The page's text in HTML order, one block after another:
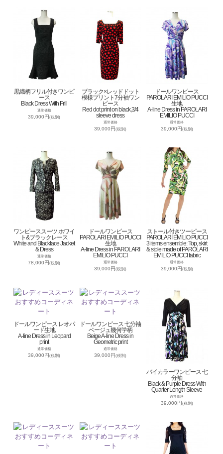
黒織柄フリル付きワンピ
ース
Black Dress With Frill
通常価格
39,000円(税別)
ブラック×レッドドット
模様プリント7分袖ワン
ピース
Red dot print on black,3/4
sleeve dress
通常価格
39,000円(税別)
ドールワンピース
PAROLARI EMILIO PUCCI
生地
A-line Dress in PAROLARI
EMILIO PUCCI
通常価格
39,000円(税別)
ワンピーススーツ ホワイ
ト&ブラックレース
White and Blacklace Jacket
& Dress
通常価格
78,000円(税別)
ドールワンピース
PAROLARI EMILIO PUCCI
生地
A-line Dress in PAROLARI
EMILIO PUCCI
通常価格
39,000円(税別)
ストール付きツーピース
PAROLARI EMILIO PUCCI
3 items ensemble: Top, skirt
& stole made of PAROLARI
EMILIO PUCCI fabric
通常価格
39,000円(税別)
ドールワンピース レオパ
ード生地
A-line Dress in Leopard
print
通常価格
39,000円(税別)
ドールワンピース 七分袖
ベージュ幾何学柄
Beige A-line Dress in
Geometric print
通常価格
39,000円(税別)
バイカラーワンピース 七
分袖
Black & Purple Dress With
Quarter Length Sleeve
通常価格
39,000円(税別)